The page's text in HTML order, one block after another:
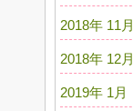
2018年 11月
2018年 12月
2019年 1月